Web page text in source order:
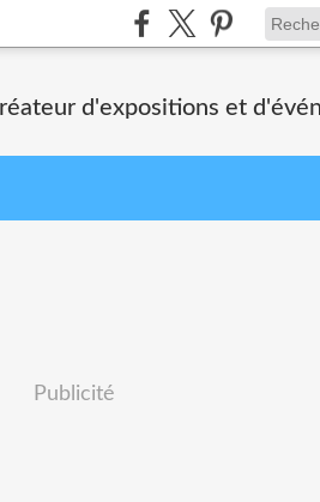
d'expositions et
Publicité